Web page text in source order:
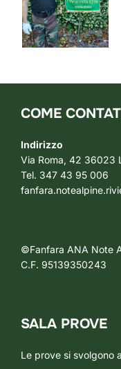
COME
Indirizzo
Via Roma, 42 36023
Tel. 347 43 95 006
©Fanfara ANA Note
C.F. 95139350243
SALA PROVE
Le prove si svolgono